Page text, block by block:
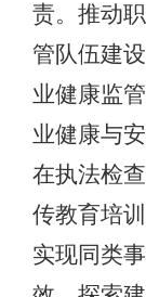
责。推动
管队伍建
业健康监
业健康与
在执法检
传教育培
实现同类